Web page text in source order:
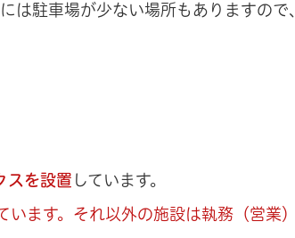
は駐車場が少ない場所もありますの
スを設置 しています。
ます。それ以外の施設は執務（営業